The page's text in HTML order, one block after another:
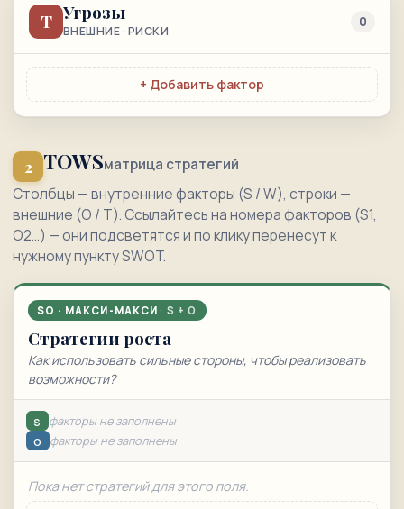
T Угрозы
ВНЕШНИЕ · РИСКИ
0
+ Добавить фактор
2 TOWSматрица стратегий
Столбцы — внутренние факторы (S / W), строки —
внешние (O / T). Ссылайтесь на номера факторов (S1,
O2…) — они подсветятся и по клику перенесут к
нужному пункту SWOT.
SO · МАКСИ-МАКСИ
Стратегии роста
Как использовать сильные стороны, чтобы реализовать
возможности?
S факторы не заполнены
O факторы не заполнены
Пока нет стратегий для этого поля.